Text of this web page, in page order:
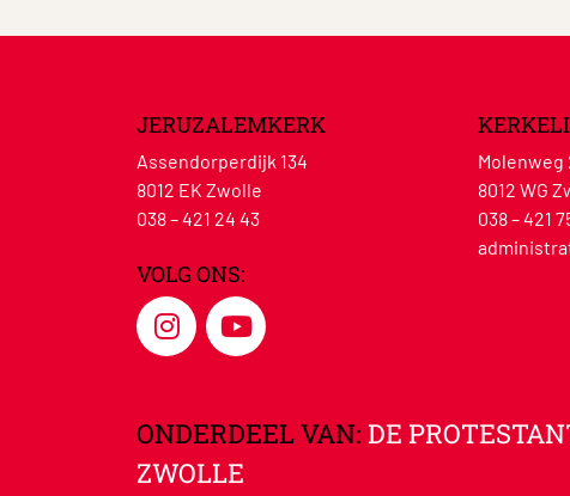
JERUZALEMKERK
Assendorperdijk 134
8012 EK Zwolle
038 – 421 24 43
VOLG ONS:
Molenweg
8012 WG
038 – 421
ONDERDEEL VAN: DE
ZWOLLE